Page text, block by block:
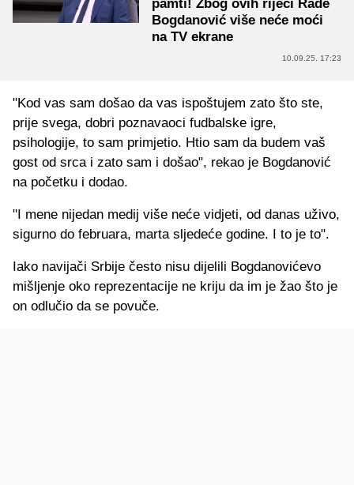
pamti! Zbog ovih riječi Rade
Bogdanović više neće moći
na TV ekrane
10.09.25. 17:23
"Kod vas sam došao da vas ispoštujem zato što ste,
prije svega, dobri poznavaoci fudbalske igre,
psihologije, to sam primjetio. Htio sam da budem vaš
gost od srca i zato sam i došao", rekao je Bogdanović
na početku i dodao.
"I mene nijedan medij više neće vidjeti, od danas uživo,
sigurno do februara, marta sljedeće godine. I to je to".
Iako navijači Srbije često nisu dijelili Bogdanovićevo
mišljenje oko reprezentacije ne kriju da im je žao što je
on odlučio da se povuče.